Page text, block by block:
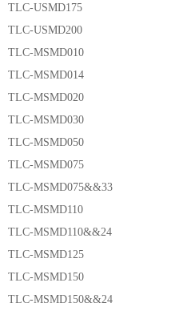
TLC-USMD175
TLC-USMD200
TLC-MSMD010
TLC-MSMD014
TLC-MSMD020
TLC-MSMD030
TLC-MSMD050
TLC-MSMD075
TLC-MSMD075&&33
TLC-MSMD110
TLC-MSMD110&&24
TLC-MSMD125
TLC-MSMD150
TLC-MSMD150&&24